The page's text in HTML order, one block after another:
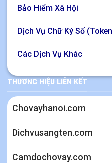
Bảo Hiểm Xã Hội
Dịch Vụ Chữ Ký Số
Các Dịch Vụ Khác
THƯƠNG HIỆU LIÊN KẾT
Chovayhanoi.com
Dichvusangten.com
Camdochovay.com